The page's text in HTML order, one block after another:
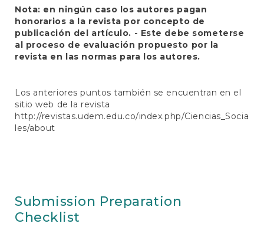
Nota: en ningún caso los autores pagan
honorarios a la revista por concepto de
publicación del artículo. - Este debe someterse
al proceso de evaluación propuesto por la
revista en las normas para los autores.
Los anteriores puntos también se encuentran en el
sitio web de la revista
http://revistas.udem.edu.co/index.php/Ciencias_Socia
les/about
Submission Preparation
Checklist